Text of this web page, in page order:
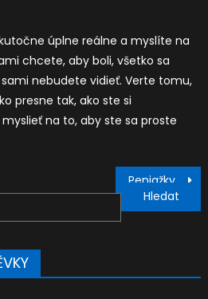
úplne reálne a myslíte na
chcete, aby boli, všetko sa
nebudete vidieť. Verte tomu,
presne tak, ako ste si
na to, aby ste sa proste
Peniažky sypte sa